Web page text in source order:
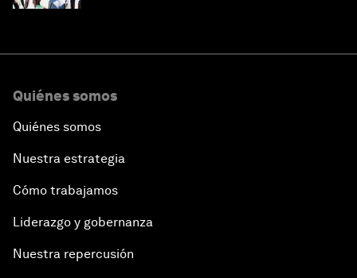
Quiénes somos
Quiénes somos
Nuestra estrategia
Cómo trabajamos
Liderazgo y gobernanza
Nuestra repercusión